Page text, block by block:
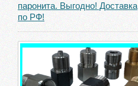
паронита. Выгодно! Доставка
по РФ!